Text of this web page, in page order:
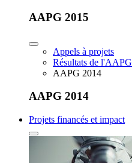
AAPG 2015
Appels à projets
Résultats de l'AAPG
AAPG 2014
AAPG 2014
Projets financés et impact